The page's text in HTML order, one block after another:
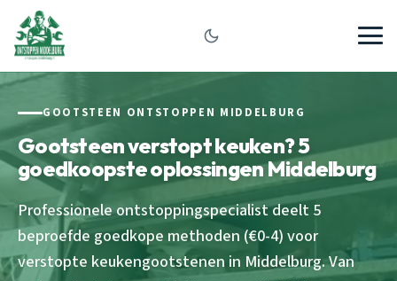
GOOTSTEEN ONTSTOPPEN MIDDELBURG
Gootsteen verstopt keuken? 5
goedkoopste oplossingen Middelburg
Professionele ontstoppingspecialist deelt 5
beproefde goedkope methoden (€0-4) voor
verstopte keukengootstenen in Middelburg. Van